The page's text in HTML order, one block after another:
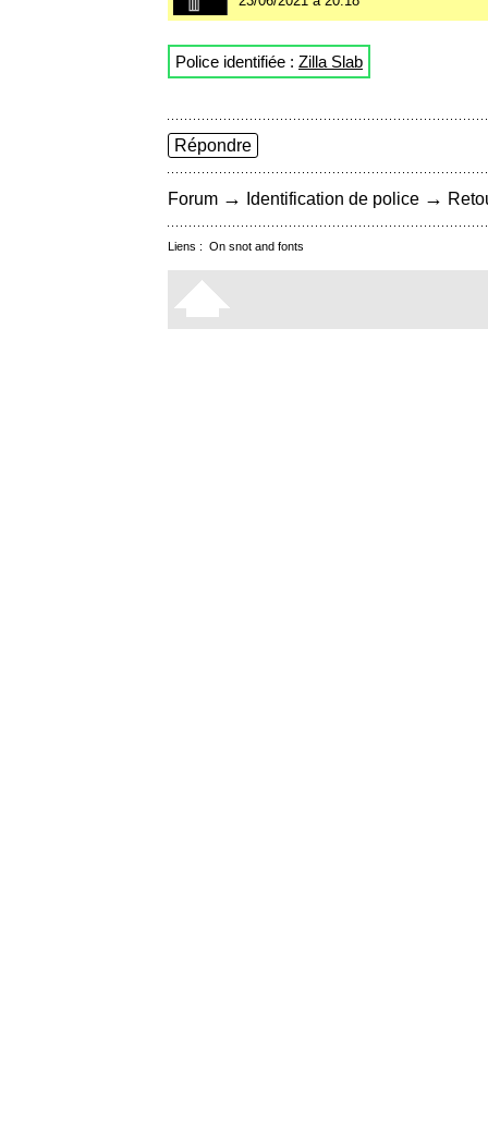
Police identifiée : Zilla Slab
Répondre
Forum → Identification de police →
Liens : On snot and fonts